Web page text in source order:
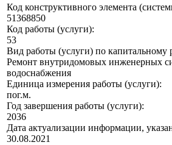
Код конструктивного элемента
51368850
Код работы (услуги):
53
Вид работы (услуги) по капитальному
Ремонт внутридомовых инженерных
водоснабжения
Единица измерения работы (услуги):
пог.м.
Год завершения работы (услуги):
2036
Дата актуализации информации,
30.08.2021